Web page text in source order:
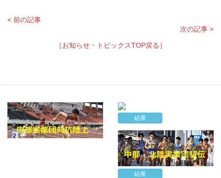
< 前の記事
次の記事 >
［お知らせ・トピックスTOP戻る］
結果
結果